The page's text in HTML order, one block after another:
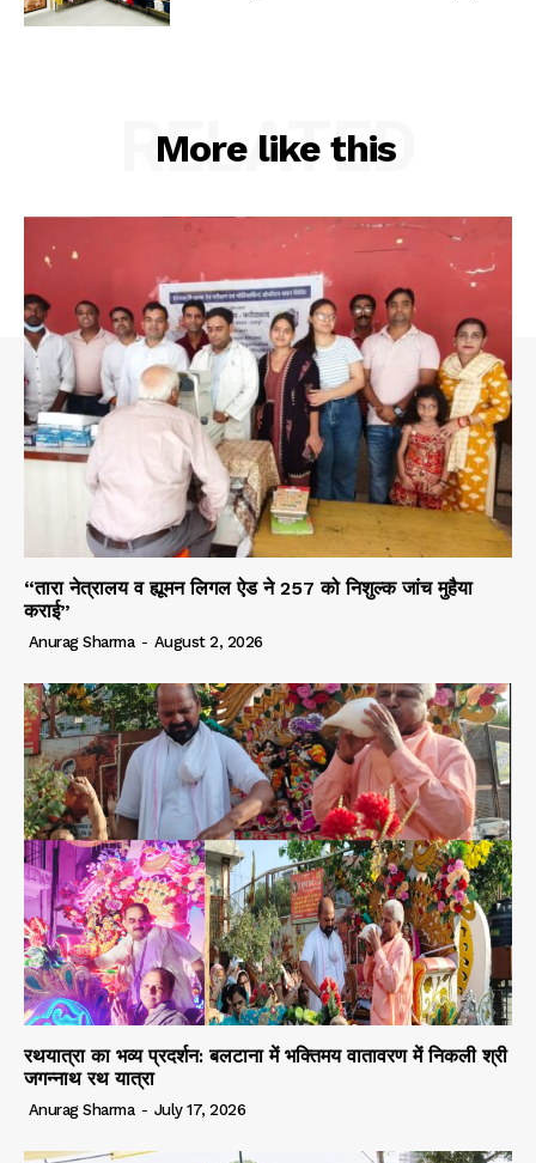
More like this
RELATED
“तारा नेत्रालय व ह्यूमन लिगल ऐड ने 257 को निशुल्क जांच मुहैया
कराई”
Anurag Sharma - August 2, 2026
रथयात्रा का भव्य प्रदर्शन: बलटाना में भक्तिमय वातावरण में निकली श्री
जगन्नाथ रथ यात्रा
Anurag Sharma - July 17, 2026